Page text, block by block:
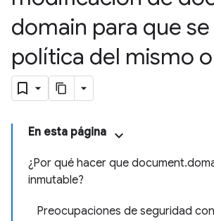
domain para que se
política del mismo
En esta página
¿Por qué hacer que
inmutable?
Preocupaciones de seguridad con